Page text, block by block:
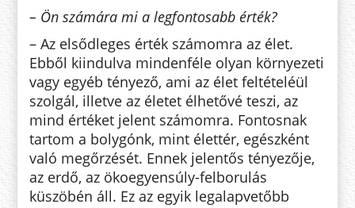
– Ön számára mi a legfontosabb érték?
– Az elsődleges érték számomra az élet.
Ebből kiindulva mindenféle olyan környezeti
vagy egyéb tényező, ami az élet feltételéül
szolgál, illetve az életet élhetővé teszi, az
mind ér­téket jelent számomra. Fontosnak
tar­tom a bolygónk, mint élettér, egész­ként
való megőrzését. Ennek je­lentős tényezője,
az erdő, az ökoegyensúly-felborulás
küszöbén áll. Ez az egyik legalapvetőbb